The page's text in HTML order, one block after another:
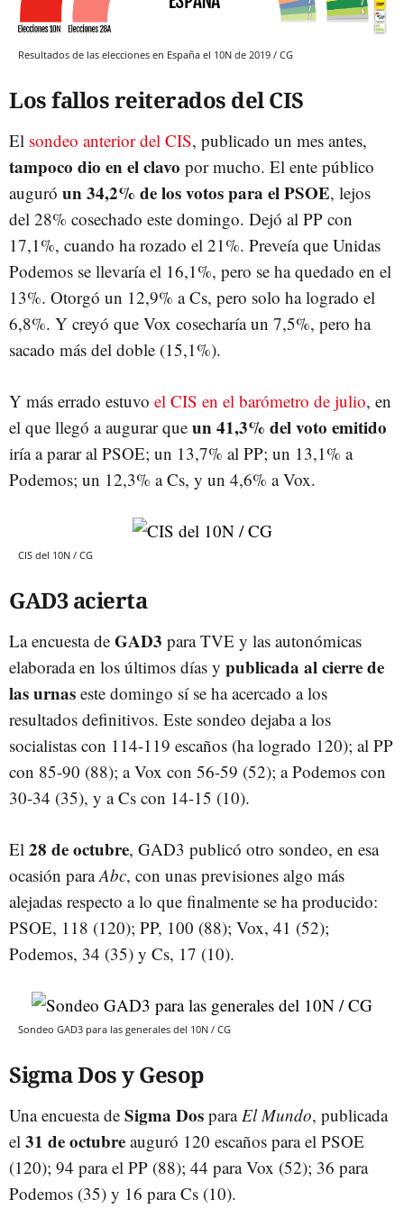
Resultados de las elecciones en España el 10N de 2019 / CG
Los fallos reiterados del CIS
El sondeo anterior del CIS, publicado un mes antes,
tampoco dio en el clavo por mucho. El ente público
auguró un 34,2% de los votos para el PSOE, lejos
del 28% cosechado este domingo. Dejó al PP con
17,1%, cuando ha rozado el 21%. Preveía que Unidas
Podemos se llevaría el 16,1%, pero se ha quedado en el
13%. Otorgó un 12,9% a Cs, pero solo ha logrado el
6,8%. Y creyó que Vox cosecharía un 7,5%, pero ha
sacado más del doble (15,1%).
Y más errado estuvo el CIS en el barómetro de julio, en
el que llegó a augurar que un 41,3% del voto emitido
iría a parar al PSOE; un 13,7% al PP; un 13,1% a
Podemos; un 12,3% a Cs, y un 4,6% a Vox.
CIS del 10N / CG
GAD3 acierta
La encuesta de GAD3 para TVE y las autonómicas
elaborada en los últimos días y publicada al cierre de
las urnas este domingo sí se ha acercado a los
resultados definitivos. Este sondeo dejaba a los
socialistas con 114-119 escaños (ha logrado 120); al PP
con 85-90 (88); a Vox con 56-59 (52); a Podemos con
30-34 (35), y a Cs con 14-15 (10).
El 28 de octubre, GAD3 publicó otro sondeo, en esa
ocasión paraAbc, con unas previsiones algo más
alejadas respecto a lo que finalmente se ha producido:
PSOE, 118 (120); PP, 100 (88); Vox, 41 (52);
Podemos, 34 (35) y Cs, 17 (10).
Sondeo GAD3 para las generales del 10N / CG
Sigma Dos y Gesop
Una encuesta de Sigma Dos paraEl Mundo, publicada
el 31 de octubre auguró 120 escaños para el PSOE
(120); 94 para el PP (88); 44 para Vox (52); 36 para
Podemos (35) y 16 para Cs (10).